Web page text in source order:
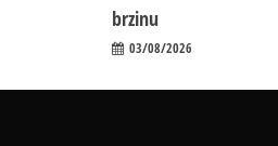
brzinu
03/08/2026